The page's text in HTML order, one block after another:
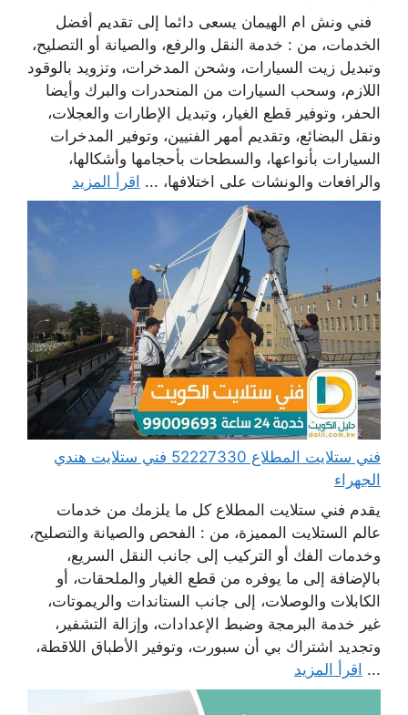
فني ونش ام الهيمان يسعى دائما إلى تقديم أفضل
الخدمات، من : خدمة النقل والرفع، والصيانة أو التصليح،
وتبديل زيت السيارات، وشحن المدخرات، وتزويد بالوقود
اللازم، وسحب السيارات من المنحدرات والبرك وأيضا
الحفر، وتوفير قطع الغيار، وتبديل الإطارات والعجلات،
ونقل البضائع، وتقديم أمهر الفنيين، وتوفير المدخرات
السيارات بأنواعها، والسطحات بأحجامها وأشكالها،
والرافعات والونشات على اختلافها، ... اقرأ المزيد
فني ستلايت المطلاع 52227330 فني ستلايت هندي
الجهراء
يقدم فني ستلايت المطلاع كل ما يلزمك من خدمات
عالم الستلايت المميزة، من : الفحص والصيانة والتصليح،
وخدمات الفك أو التركيب إلى جانب النقل السريع،
بالإضافة إلى ما يوفره من قطع الغيار والملحقات، أو
الكابلات والوصلات، إلى جانب الستاندات والريموتات،
غير خدمة البرمجة وضبط الإعدادات، وإزالة التشفير،
وتجديد اشتراك بي أن سبورت، وتوفير الأطباق اللاقطة،
... اقرأ المزيد